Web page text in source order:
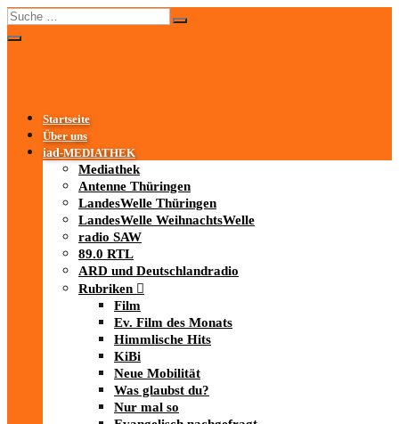
Startseite
Über uns
iad-MEDIATHEK
Mediathek
Antenne Thüringen
LandesWelle Thüringen
LandesWelle WeihnachtsWelle
radio SAW
89.0 RTL
ARD und Deutschlandradio
Rubriken
Film
Ev. Film des Monats
Himmlische Hits
KiBi
Neue Mobilität
Was glaubst du?
Nur mal so